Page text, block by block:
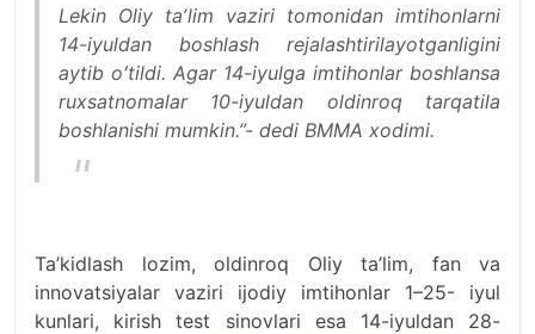
Lekin Oliy taʼlim vaziri tomonidan imtihonlarni
14-iyuldan boshlash rejalashtirilayotganligini
aytib oʻtildi. Agar 14-iyulga imtihonlar boshlansa
ruxsatnomalar 10-iyuldan oldinroq tarqatila
boshlanishi mumkin.”- dedi BMMA xodimi.
Ta’kidlash lozim, oldinroq Oliy ta’lim, fan va
innovatsiyalar vaziri ijodiy imtihonlar 1–25- iyul
kunlari, kirish test sinovlari esa 14-iyuldan 28-